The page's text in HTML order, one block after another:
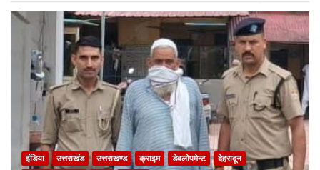
इंडिया उत्तराखंड उत्तराखण्ड क्राइम डेवलोपमेन्ट
देहरादून